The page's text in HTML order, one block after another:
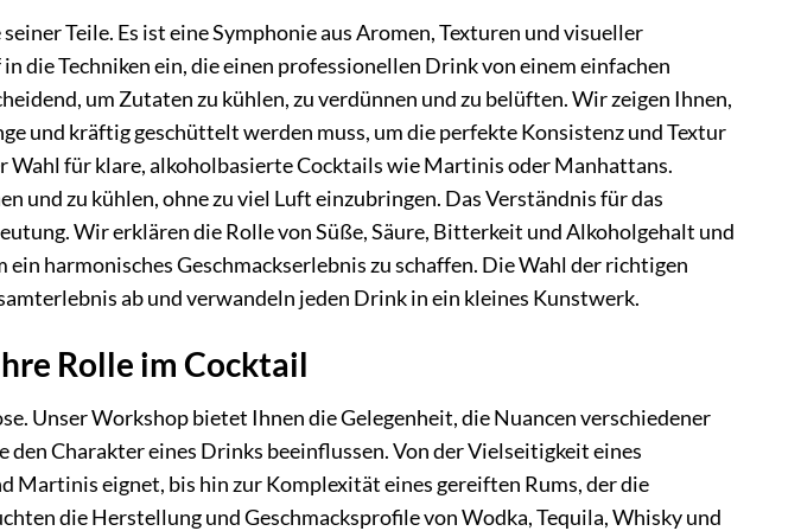
Teile. Es ist eine Symphonie aus Aromen, Texturen und visueller
die Techniken ein, die einen professionellen Drink von einem einfachen
um Zutaten zu kühlen, zu verdünnen und zu belüften. Wir zeigen Ihnen,
und kräftig geschüttelt werden muss, um die perfekte Konsistenz und Textur
Wahl für klare, alkoholbasierte Cocktails wie Martinis oder Manhattans.
und zu kühlen, ohne zu viel Luft einzubringen. Das Verständnis für das
Wir erklären die Rolle von Süße, Säure, Bitterkeit und Alkoholgehalt und
harmonisches Geschmackserlebnis zu schaffen. Die Wahl der richtigen
ab und verwandeln jeden Drink in ein kleines Kunstwerk.
Rolle im Cocktail
Unser Workshop bietet Ihnen die Gelegenheit, die Nuancen verschiedener
Charakter eines Drinks beeinflussen. Von der Vielseitigkeit eines
Martinis eignet, bis hin zur Komplexität eines gereiften Rums, der die
die Herstellung und Geschmacksprofile von Wodka, Tequila, Whisky und